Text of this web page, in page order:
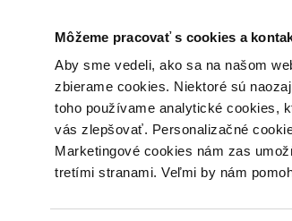
Môžeme pracovať s cookies a
Aby sme vedeli, ako sa na našom
zbierame cookies. Niektoré sú
toho používame analytické cookies,
vás zlepšovať. Personalizačné
Marketingové cookies nám zas
tretími stranami. Veľmi by nám
Poukážky Kontakt